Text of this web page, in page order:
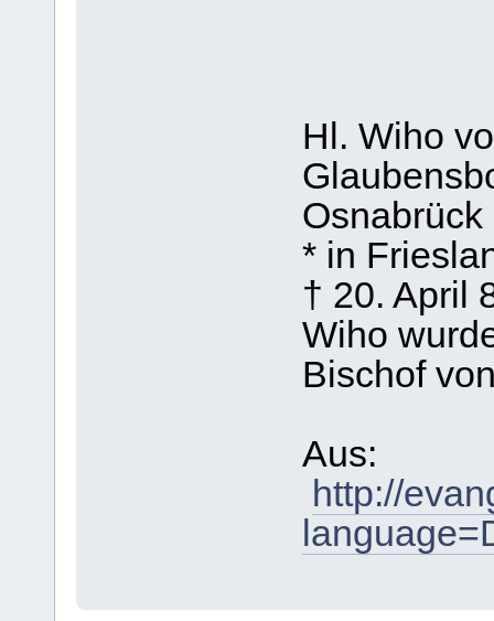
Hl. Wiho
Osnabrück
* in
† 20. April
Wiho
Bischof
Aus:
http://